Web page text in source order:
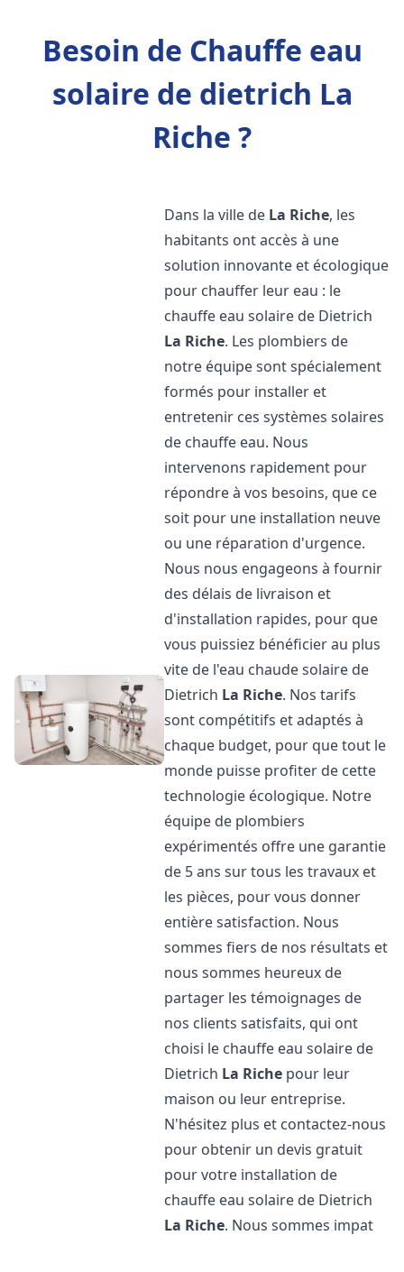
Besoin de Chauffe eau
solaire de dietrich La
Riche ?
Dans la ville de La Riche, les
habitants ont accès à une
solution innovante et écologique
pour chauffer leur eau : le
chauffe eau solaire de Dietrich
La Riche. Les plombiers de
notre équipe sont spécialement
formés pour installer et
entretenir ces systèmes solaires
de chauffe eau. Nous
intervenons rapidement pour
répondre à vos besoins, que ce
soit pour une installation neuve
ou une réparation d'urgence.
Nous nous engageons à fournir
des délais de livraison et
d'installation rapides, pour que
vous puissiez bénéficier au plus
vite de l'eau chaude solaire de
Dietrich La Riche. Nos tarifs
sont compétitifs et adaptés à
chaque budget, pour que tout le
monde puisse profiter de cette
technologie écologique. Notre
équipe de plombiers
expérimentés offre une garantie
de 5 ans sur tous les travaux et
les pièces, pour vous donner
entière satisfaction. Nous
sommes fiers de nos résultats et
nous sommes heureux de
partager les témoignages de
nos clients satisfaits, qui ont
choisi le chauffe eau solaire de
Dietrich La Riche pour leur
maison ou leur entreprise.
N'hésitez plus et contactez-nous
pour obtenir un devis gratuit
pour votre installation de
chauffe eau solaire de Dietrich
La Riche. Nous sommes impat